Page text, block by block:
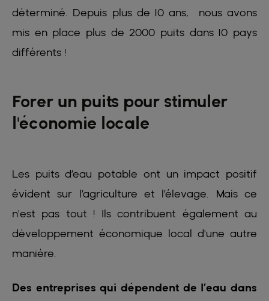
déterminé. Depuis plus de 10 ans, nous avons
mis en place plus de 2000 puits dans 10 pays
différents !
Forer un puits pour stimuler
l'économie locale
Les puits d’eau potable ont un impact positif
évident sur l’agriculture et l’élevage. Mais ce
n'est pas tout ! Ils contribuent également au
développement économique local d'une autre
manière.
Des entreprises qui dépendent de l’eau dans